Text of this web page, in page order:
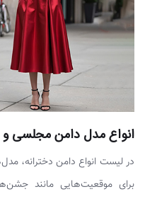
انواع مدل دامن مجلسی و
در لیست انواع دامن دخترانه،
برای موقعیت‌هایی مانند